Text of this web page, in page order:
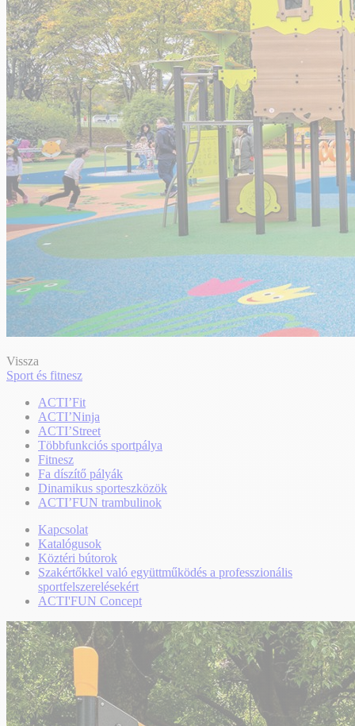
Vissza
Sport és fitnesz
ACTI’Fit
ACTI’Ninja
ACTI’Street
Többfunkciós sportpálya
Fitnesz
Fa díszítő pályák
Dinamikus sporteszközök
ACTI’FUN trambulinok
Kapcsolat
Katalógusok
Köztéri bútorok
Szakértőkkel való együttműködés a professzionális
sportfelszerelésekért
ACTI'FUN Concept